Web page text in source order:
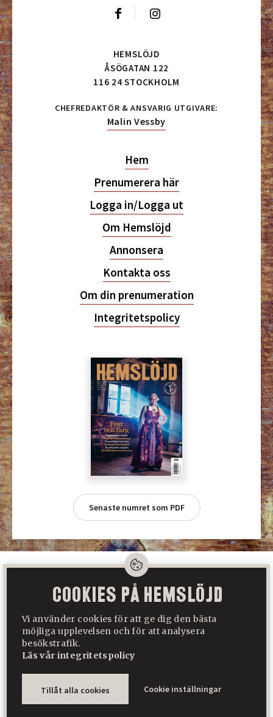
HEMSLÖJD
ÅSÖGATAN 122
116 24 STOCKHOLM
CHEFREDAKTÖR & ANSVARIG UTGIVARE:
Malin Vessby
Hem
Prenumerera här
Logga in/Logga ut
Om Hemslöjd
Annonsera
Kontakta oss
Om din prenumeration
Integritetspolicy
Senaste numret som PDF
Hemslöjd är Sveriges största tidning för slöjd, folkkonst och
hantverk. Den ges ut av Hemslöjd Media AB som ägs av Svenska
Hemslöjdsföreningarnas Riksförbund.
Byggd med♥
Cookies på Hemslöjd
Vi använder cookies för att ge dig den bästa
möjliga upplevelsen och för att analysera
besökstrafik.
Läs vår integritetspolicy
Tillåt alla cookies Cookie inställningar